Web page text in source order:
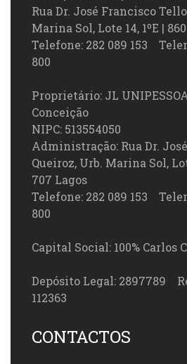
Rua Dr. José Francisco
Marina Sol, Lote 14, 1ºE |
Telefone: 282 089 153
800
Proprietário: JL
Conceição
NIPC: 513554050
Administração: Rua Dr.
Queiroz, Urb. Marina Sol,
707 Lagos
Telefone: 282 089 153
800
Capital Social: 100% Carlos
Depósito Legal: 2897789
112363
CONTACTOS